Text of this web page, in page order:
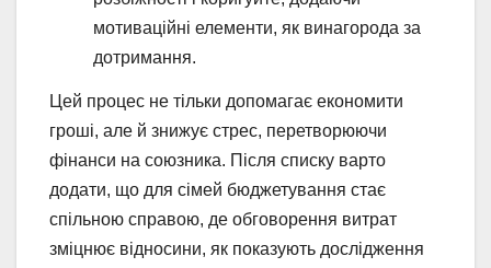
мотиваційні елементи, як винагорода за
дотримання.
Цей процес не тільки допомагає економити
гроші, але й знижує стрес, перетворюючи
фінанси на союзника. Після списку варто
додати, що для сімей бюджетування стає
спільною справою, де обговорення витрат
зміцнює відносини, як показують дослідження